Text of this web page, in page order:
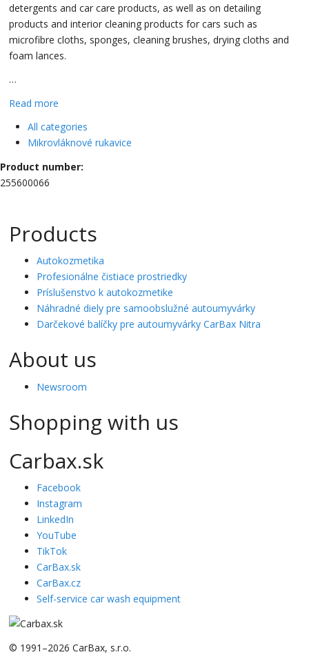
detergents and car care products, as well as on detailing
products and interior cleaning products for cars such as
microfibre cloths, sponges, cleaning brushes, drying cloths and
foam lances.
…
Read more
All categories
Mikrovláknové rukavice
Product number:
255600066
Products
Autokozmetika
Profesionálne čistiace prostriedky
Príslušenstvo k autokozmetike
Náhradné diely pre samoobslužné autoumyvárky
Darčekové balíčky pre autoumyvárky CarBax Nitra
About us
Newsroom
Shopping with us
Carbax.sk
Facebook
Instagram
LinkedIn
YouTube
TikTok
CarBax.sk
CarBax.cz
Self-service car wash equipment
© 1991–2026 CarBax, s.r.o.